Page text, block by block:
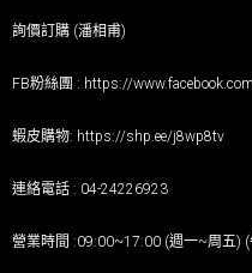
詢價訂購 (潘相甫)
FB粉絲團 : https://
蝦皮購物: https://shp.ee/j8wp8tv
連絡電話 : 04-24226923
營業時間 :09:00~17:00 (週一~周五)